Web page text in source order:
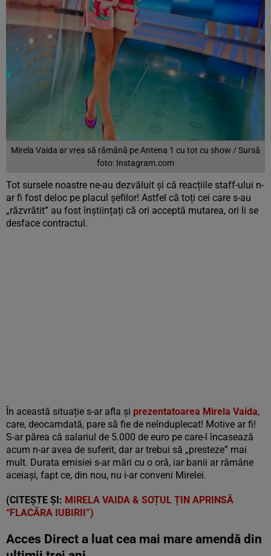
Mirela Vaida ar vrea să rămână pe Antena 1 cu tot cu show / Sursă
foto: Instagram.com
Tot sursele noastre ne-au dezvăluit și că reacțiile staff-ului n-
ar fi fost deloc pe placul șefilor! Astfel că toți cei care s-au
„răzvrătit” au fost înștiințați că ori acceptă mutarea, ori li se
desface contractul.
În această situație s-ar afla și prezentatoarea Mirela Vaida,
care, deocamdată, pare să fie de neînduplecat! Motive ar fi!
S-ar părea că salariul de 5.000 de euro pe care-l încasează
acum n-ar avea de suferit, dar ar trebui să „presteze” mai
mult. Durata emisiei s-ar mări cu o oră, iar banii ar rămâne
aceiași, fapt ce, din nou, nu i-ar conveni Mirelei.
(CITEȘTE ȘI: MIRELA VAIDA & SOȚUL ȚIN APRINSĂ
“FLACĂRA IUBIRII”)
Acces Direct a luat cea mai mare amendă din